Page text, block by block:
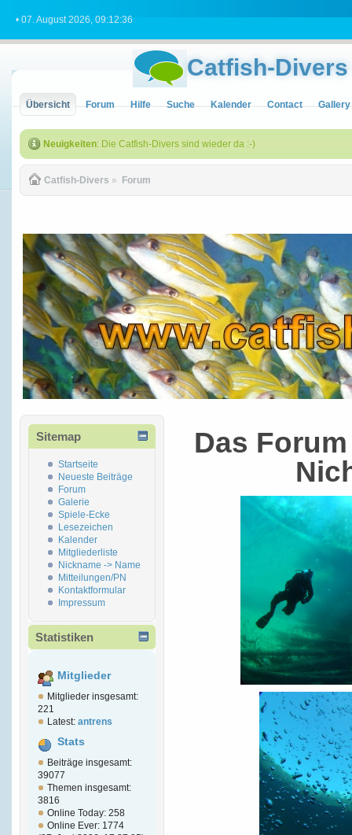
• 07. August 2026, 09:12:36
Catfish-Divers
Übersicht Forum Hilfe Suche Kalender Contact Gallery
Neuigkeiten: Die Catfish-Divers sind wieder da :-)
Catfish-Divers » Forum
Sitemap
Startseite
Neueste Beiträge
Forum
Galerie
Spiele-Ecke
Lesezeichen
Kalender
Mitgliederliste
Nickname -> Name
Mitteilungen/PN
Kontaktformular
Impressum
Statistiken
Mitglieder
Mitglieder insgesamt:
221
Latest: antrens
Stats
Beiträge insgesamt:
39077
Themen insgesamt:
3816
Online Today: 258
Online Ever: 1774
Das